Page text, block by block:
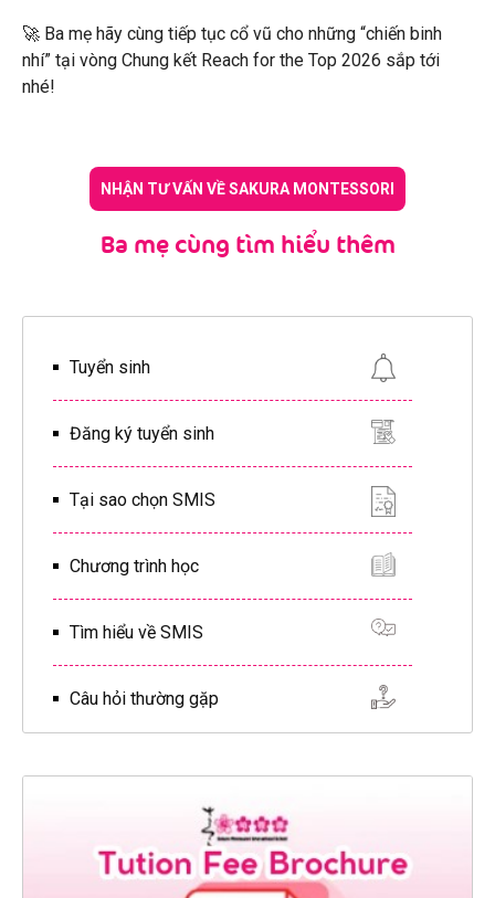
🚀 Ba mẹ hãy cùng tiếp tục cổ vũ cho những “chiến binh
nhí” tại vòng Chung kết Reach for the Top 2026 sắp tới
nhé!
NHẬN TƯ VẤN VỀ SAKURA MONTESSORI
Ba mẹ cùng tìm hiểu thêm
Tuyển sinh
Đăng ký tuyển sinh
Tại sao chọn SMIS
Chương trình học
Tìm hiểu về SMIS
Câu hỏi thường gặp